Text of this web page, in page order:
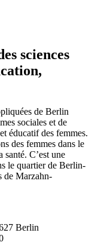
sciences
de Berlin
sociales et de
éducatif des femmes.
des femmes dans le
C’est une
le quartier de Berlin-
de Marzahn-
Berlin